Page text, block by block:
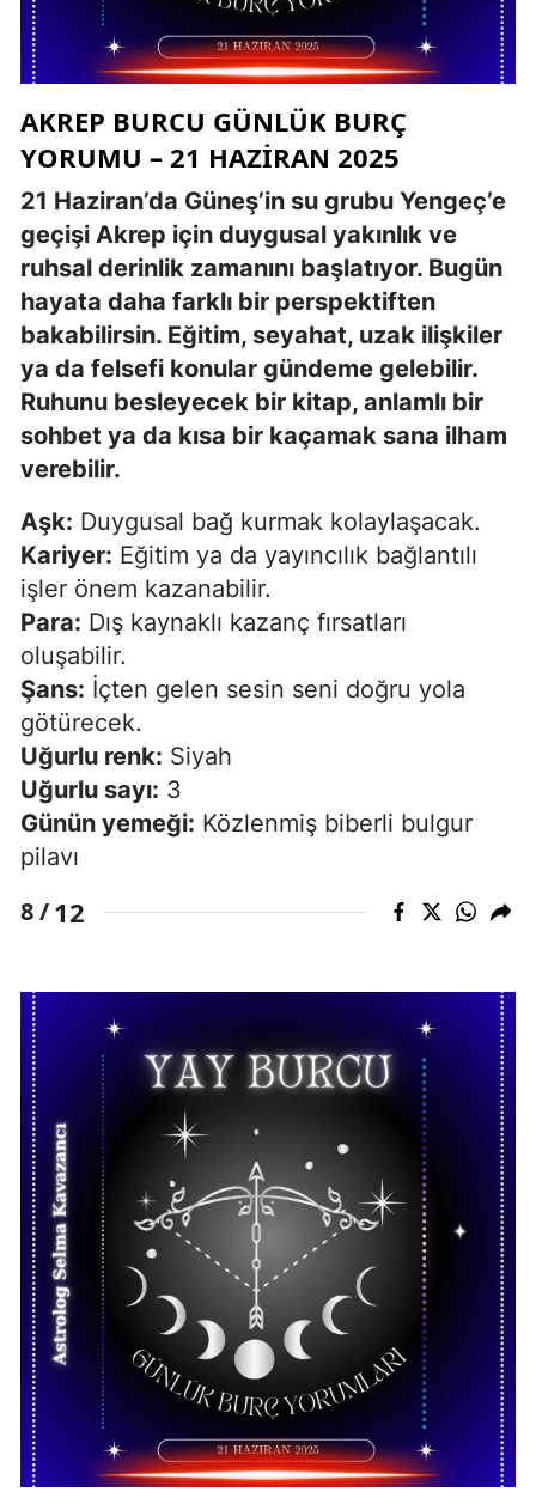
AKREP BURCU GÜNLÜK BURÇ
YORUMU – 21 HAZIRAN 2025
21 Haziran’da Güneş’in su grubu Yengeç’e
geçişi Akrep için duygusal yakınlık ve
ruhsal derinlik zamanını başlatıyor. Bugün
hayata daha farklı bir perspektiften
bakabilirsin. Eğitim, seyahat, uzak ilişkiler
ya da felsefi konular gündeme gelebilir.
Ruhunu besleyecek bir kitap, anlamlı bir
sohbet ya da kısa bir kaçamak sana ilham
verebilir.
Aşk: Duygusal bağ kurmak kolaylaşacak.
Kariyer: Eğitim ya da yayıncılık bağlantılı
işler önem kazanabilir.
Para: Dış kaynaklı kazanç fırsatları
oluşabilir.
Şans: İçten gelen sesin seni doğru yola
götürecek.
Uğurlu renk: Siyah
Uğurlu sayı: 3
Günün yemeği: Közlenmiş biberli bulgur
pilavı
8 /12